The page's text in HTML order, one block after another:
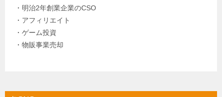
・明治2年創業企業のCSO
・アフィリエイト
・ゲーム投資
・物販事業売却